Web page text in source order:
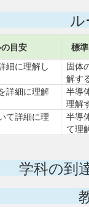
目安
標
細に理解し
固体
解す
詳細に理解
半導
理解
て詳細に理
半導
て理
学科の到